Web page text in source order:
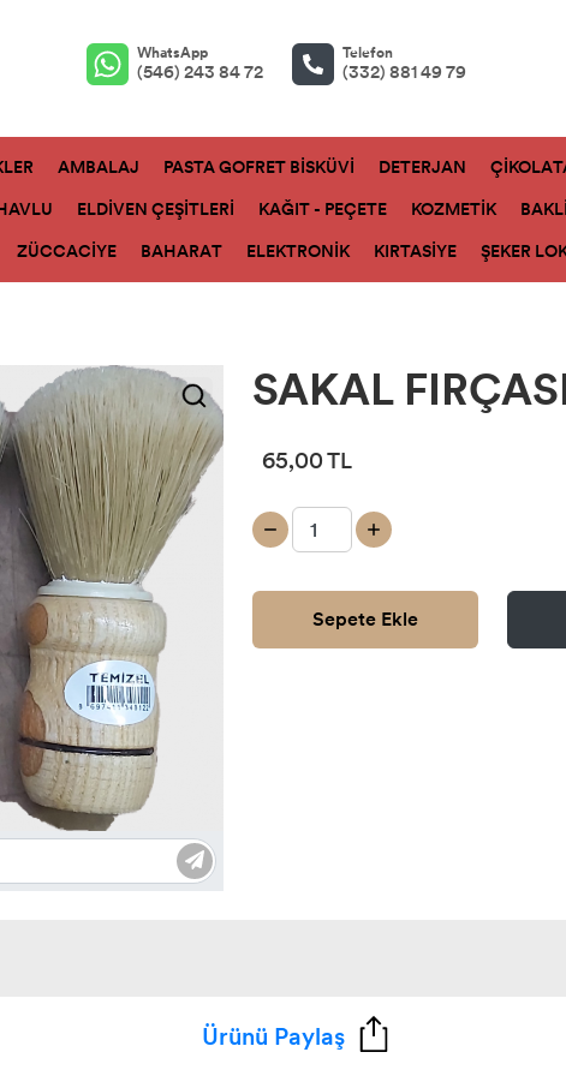
WhatsApp
(546) 243 84 72
Telefon
(332) 881 49 79
AMBALAJ PASTA GOFRET BİSKÜVİ DETERJAN
ELDİVEN ÇEŞİTLERİ KAĞIT - PEÇETE KOZMETİK
ZÜCCACİYE BAHARAT ELEKTRONİK KIRTASİYE ŞEKER
SAKAL
65,00 TL
Sepete Ekle
Ürünü Paylaş